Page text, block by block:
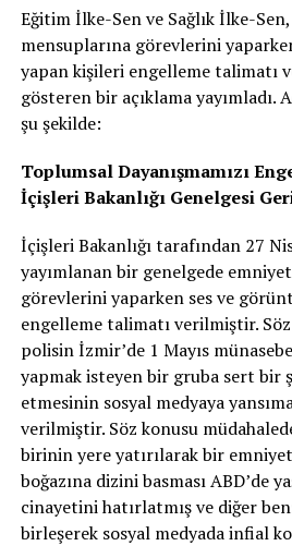
Eğitim İlke-Sen ve Sağlık İlke-
mensuplarına görevlerini
yapan kişileri engelleme talimatı
gösteren bir açıklama yayımladı.
şu şekilde:
Toplumsal Dayanışmamızı
İçişleri Bakanlığı Genelgesi
İçişleri Bakanlığı tarafından 27
yayımlanan bir genelgede
görevlerini yaparken ses ve
engelleme talimatı verilmiştir.
polisin İzmir’de 1 Mayıs
yapmak isteyen bir gruba sert bir
etmesinin sosyal medyaya
verilmiştir. Söz konusu
birinin yere yatırılarak bir
boğazına dizini basması ABD’de
cinayetini hatırlatmış ve diğer
birleşerek sosyal medyada infial